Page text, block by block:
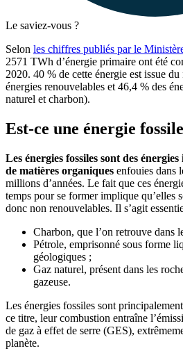
Le saviez-vous ?
Selon les chiffres publiés par le
2571 TWh d’énergie primaire ont été
2020. 40 % de cette énergie est issue
énergies renouvelables et 46,4 % des
naturel et charbon).
Est-ce une énergie
Les énergies fossiles sont des
de matières organiques enfouies dans
millions d’années. Le fait que ces
temps pour se former implique qu’elles
donc non renouvelables. Il s’agit
Charbon, que l’on retrouve dans
Pétrole, emprisonné sous forme
géologiques ;
Gaz naturel, présent dans les
gazeuse.
Les énergies fossiles sont
ce titre, leur combustion entraîne
de gaz à effet de serre (GES),
planète.